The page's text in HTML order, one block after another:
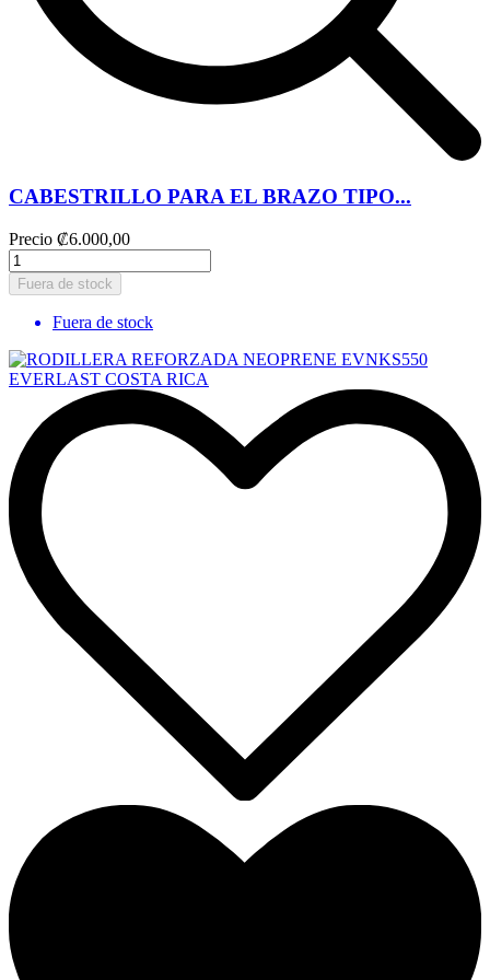
CABESTRILLO PARA EL BRAZO TIPO...
Precio ₡6.000,00
Fuera de stock
Fuera de stock